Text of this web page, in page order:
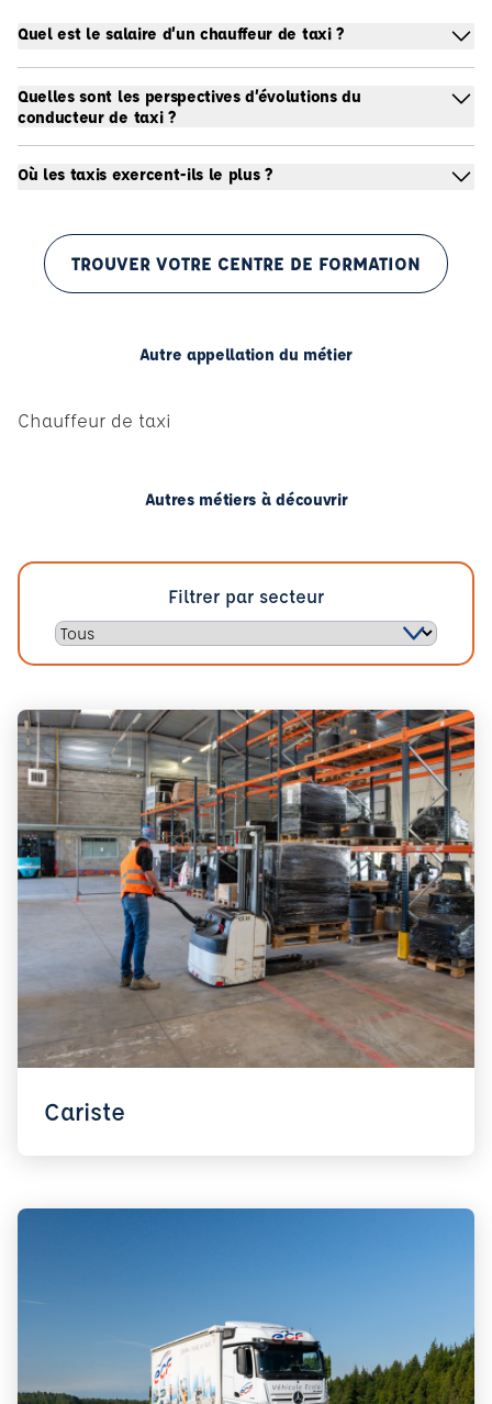
Quel est le salaire d’un chauffeur de taxi ?
Quelles sont les perspectives d’évolutions du
conducteur de taxi ?
Où les taxis exercent-ils le plus ?
TROUVER VOTRE CENTRE DE FORMATION
Autre appellation du métier
Chauffeur de taxi
Autres métiers à découvrir
Filtrer par secteur
Cariste